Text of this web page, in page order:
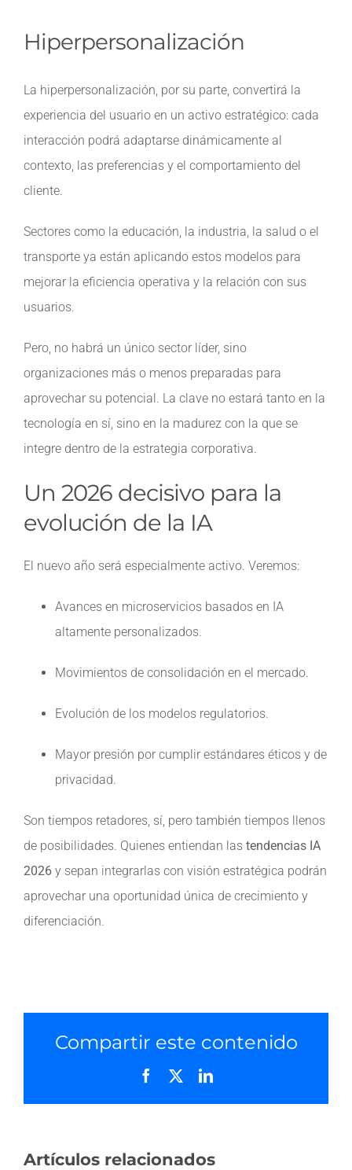
Hiperpersonalización
La hiperpersonalización, por su parte, convertirá la
experiencia del usuario en un activo estratégico: cada
interacción podrá adaptarse dinámicamente al
contexto, las preferencias y el comportamiento del
cliente.
Sectores como la educación, la industria, la salud o el
transporte ya están aplicando estos modelos para
mejorar la eficiencia operativa y la relación con sus
usuarios.
Pero, no habrá un único sector líder, sino
organizaciones más o menos preparadas para
aprovechar su potencial. La clave no estará tanto en la
tecnología en sí, sino en la madurez con la que se
integre dentro de la estrategia corporativa.
Un 2026 decisivo para la
evolución de la IA
El nuevo año será especialmente activo. Veremos:
Avances en microservicios basados en IA
altamente personalizados.
Movimientos de consolidación en el mercado.
Evolución de los modelos regulatorios.
Mayor presión por cumplir estándares éticos y de
privacidad.
Son tiempos retadores, sí, pero también tiempos llenos
de posibilidades. Quienes entiendan las tendencias IA
2026y sepan integrarlas con visión estratégica podrán
aprovechar una oportunidad única de crecimiento y
diferenciación.
Compartir este contenido
Facebook LinkedIn
Artículos relacionados